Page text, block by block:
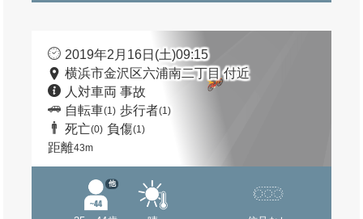
2019年2月16日(土)09:15
横浜市金沢区六浦南二丁目 付近
人対車両 事故
自転車(1) 歩行者(1)
死亡(0) 負傷(1)
距離43m
他